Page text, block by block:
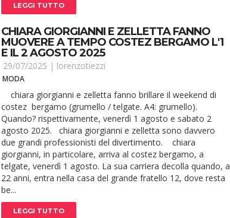
LEGGI TUTTO
CHIARA GIORGIANNI E ZELLETTA FANNO
MUOVERE A TEMPO COSTEZ BERGAMO L'1
E IL 2 AGOSTO 2025
29/07/2025 | lorenzotiezzi
MODA
chiara giorgianni e zelletta fanno brillare il weekend di
costez bergamo (grumello / telgate. A4: grumello).
Quando? rispettivamente, venerdì 1 agosto e sabato 2
agosto 2025. chiara giorgianni e zelletta sono davvero
due grandi professionisti del divertimento. chiara
giorgianni, in particolare, arriva al costez bergamo, a
telgate, venerdì 1 agosto. La sua carriera decolla quando, a
22 anni, entra nella casa del grande fratello 12, dove resta
be...
LEGGI TUTTO